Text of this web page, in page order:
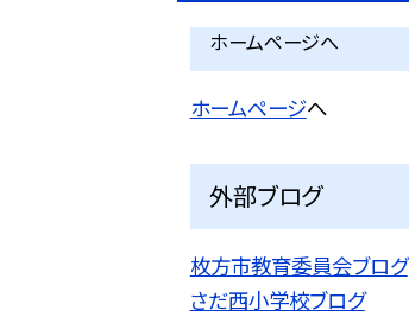
ホームページへ
ホームページへ
外部ブログ
枚方市教育委員会ブログ
さだ西小学校ブログ